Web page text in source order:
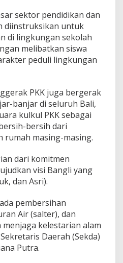
n
g
l
i
sektor pendidikan dan
diinstruksikan untuk
di lingkungan sekolah
melibatkan siswa
peduli lingkungan
PKK juga bergerak
banjar di seluruh Bali,
kulkul PKK sebagai
bersih dari
rumah masing-masing.
dari komitmen
visi Bangli yang
dan Asri).
pembersihan
Air (salter), dan
kelestarian alam
Daerah (Sekda)
Putra.